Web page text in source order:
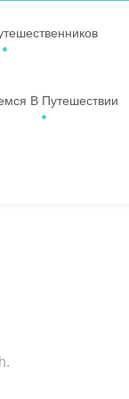
В Путешествии